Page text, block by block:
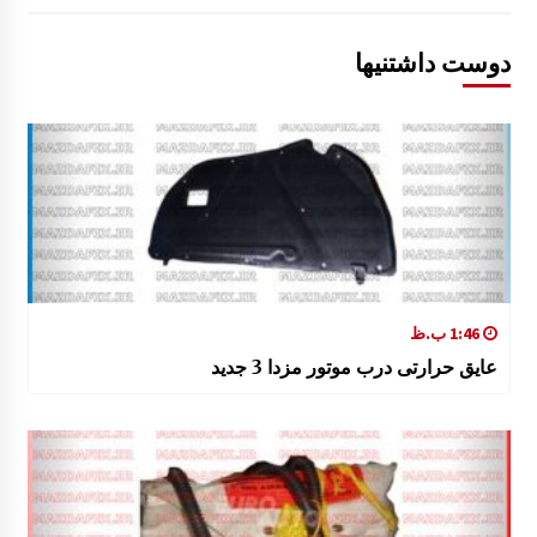
دوست داشتنیها
1:46 ب.ظ
عایق حرارتی درب موتور مزدا 3 جدید